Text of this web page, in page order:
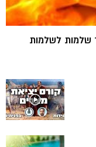
שלמות לשלמות